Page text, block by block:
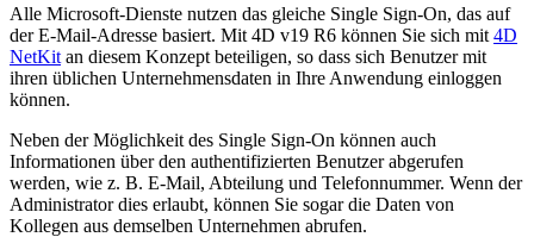
Alle Microsoft-Dienste nutzen das gleiche Single Sign-On, das auf
der E-Mail-Adresse basiert. Mit 4D v19 R6 können Sie sich mit 4D
NetKit an diesem Konzept beteiligen, so dass sich Benutzer mit
ihren üblichen Unternehmensdaten in Ihre Anwendung einloggen
können.
Neben der Möglichkeit des Single Sign-On können auch
Informationen über den authentifizierten Benutzer abgerufen
werden, wie z. B. E-Mail, Abteilung und Telefonnummer. Wenn der
Administrator dies erlaubt, können Sie sogar die Daten von
Kollegen aus demselben Unternehmen abrufen.